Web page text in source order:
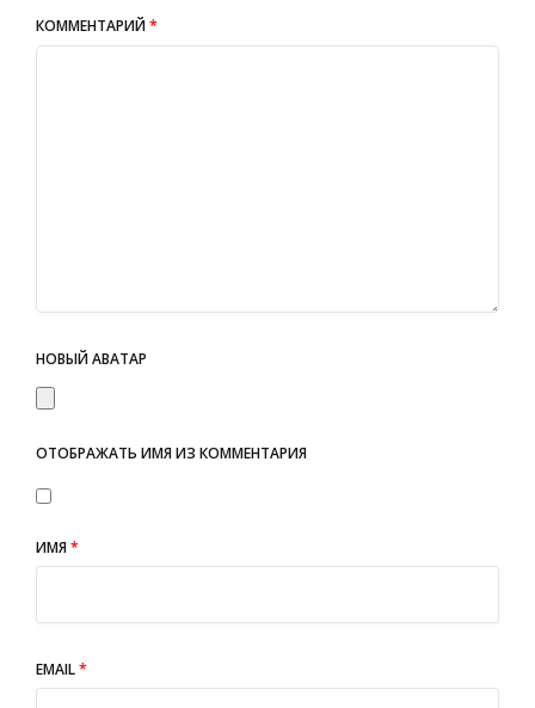
КОММЕНТАРИЙ*
НОВЫЙ АВАТАР
ОТОБРАЖАТЬ ИМЯ ИЗ КОММЕНТАРИЯ
ИМЯ*
EMAIL*